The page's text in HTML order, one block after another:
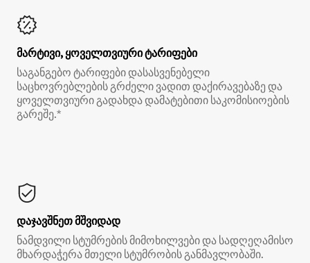
მარტივი, ყოველთვიური ტარიფები
საგანგებო ტარიფები დასასვენებელი
საცხოვრებლების გრძელი ვადით დაქირავებაზე და
ყოველთვიური გადახდა დამატებითი საკომისიოების
გარეშე.*
დაჯავშნეთ მშვიდად
ნამდვილი სტუმრების მიმოხილვები და სადღეღამისო
მხარდაჭერა მთელი სტუმრობის განმავლობაში.